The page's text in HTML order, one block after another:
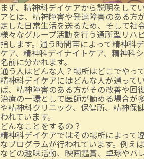
まず、精神科デイケアから説明をして
アとは、精神障害や発達障害のある方
定した日常生活を送るため、そして社
様々なグループ活動を行う通所型リハ
指します。通う時間帯によって精神科
ケア、精神科デイナイトケア、精神科
名前に分かれます。
通う人はどんな人？場所はどこでやっ
精神科デイケアにはどんな人が通って
ば、精神障害のある方がその改善や回
治療の一環として医師が勧める場合が
や精神科クリニック、保健所、精神保
われています。
どんなことをするの？
精神科デイケアではその場所によって
なプログラムが行われています。例え
などの趣味活動、映画鑑賞、卓球やバ